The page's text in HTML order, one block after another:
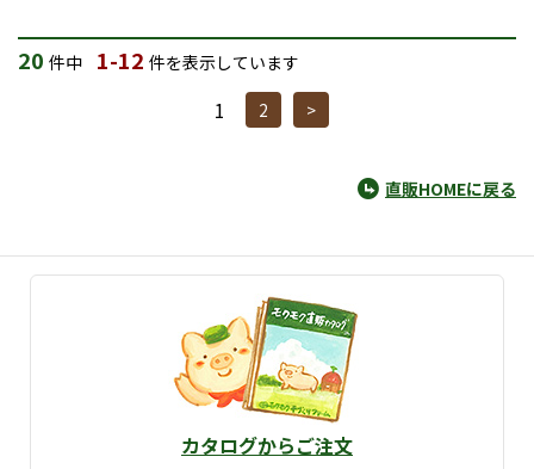
20 件中 1-12 件を表示しています
1 2 >
直販HOMEに戻る
カタログからご注文